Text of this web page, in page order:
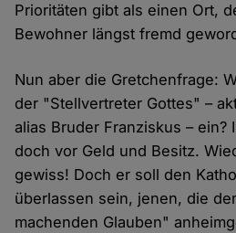
Prioritäten gibt als einen Ort,
Bewohner längst fremd
Nun aber die Gretchenfrage:
der "Stellvertreter Gottes" –
alias Bruder Franziskus – ein?
doch vor Geld und Besitz.
gewiss! Doch er soll den
überlassen sein, jenen, die
machenden Glauben"